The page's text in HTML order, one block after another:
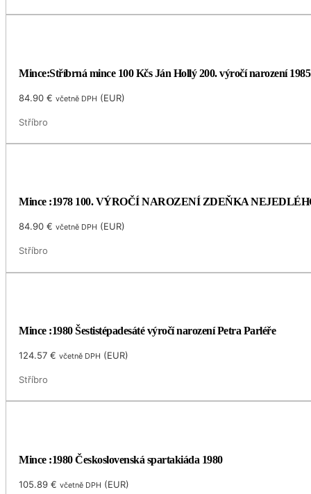
Mince:Stříbrná mince 100 Kčs Ján Hollý 200. výročí narození 1985
84.90€ včetně DPH (EUR)
Stříbro
Mince :1978 100. VÝROČÍ NAROZENÍ ZDEŇKA
84.90€ včetně DPH (EUR)
Stříbro
Mince :1980 Šestistépadesáté výročí narození Petra Parléře
124.57€ včetně DPH (EUR)
Stříbro
Mince :1980 Československá spartakiáda 1980
105.89€ včetně DPH (EUR)